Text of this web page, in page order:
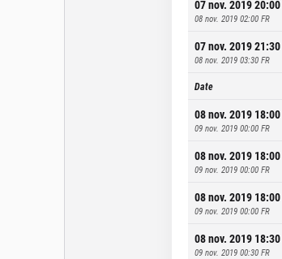
07 nov. 2019 20:00
08 nov. 2019 02:00 FR
07 nov. 2019 21:30
08 nov. 2019 03:30 FR
Date
08 nov. 2019 18:00
09 nov. 2019 00:00 FR
08 nov. 2019 18:00
09 nov. 2019 00:00 FR
08 nov. 2019 18:00
09 nov. 2019 00:00 FR
08 nov. 2019 18:30
09 nov. 2019 00:30 FR